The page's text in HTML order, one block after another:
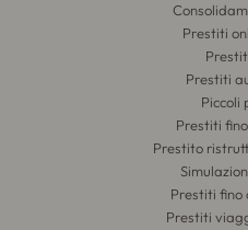
Prestiti
Prestiti
Piccoli
Prestiti
Prestito
Prestiti
Prestiti